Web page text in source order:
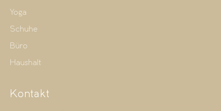
Yoga
Schuhe
Büro
Haushalt
Kontakt